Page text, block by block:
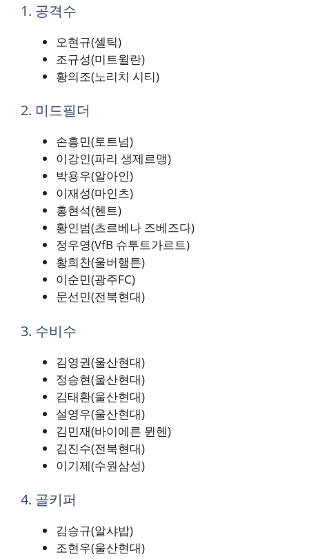
1. 공격수
오현규(셀틱)
조규성(미트윌란)
황의조(노리치 시티)
2. 미드필더
손흥민(토트넘)
이강인(파리 생제르맹)
박용우(알아인)
이재성(마인츠)
홍현석(헨트)
황인범(츠르베나 즈베즈다)
정우영(VfB 슈투트가르트)
황희찬(울버햄튼)
이순민(광주FC)
문선민(전북현대)
3. 수비수
김영권(울산현대)
정승현(울산현대)
김태환(울산현대)
설영우(울산현대)
김민재(바이에른 뮌헨)
김진수(전북현대)
이기제(수원삼성)
4. 골키퍼
김승규(알샤밥)
조현우(울산현대)